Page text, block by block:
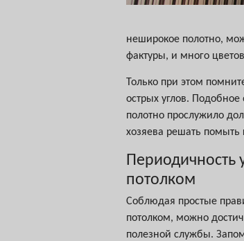
неширокое полотно,
фактуры, и много
Только при этом
острых углов.
полотно прослужило
хозяева решать помыть
Периодичность
потолком
Соблюдая простые
потолком, можно
полезной службы.